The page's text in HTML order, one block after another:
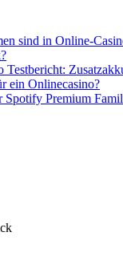
sind in Online-
ein Onlinecasino?
Spotify Premium